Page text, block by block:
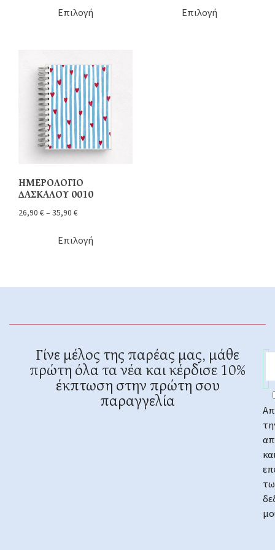
Επιλογή Επιλογή
ΗΜΕΡΟΛΟΓΙΟ
ΔΑΣΚΑΛΟΥ 0010
26,90 € – 35,90 €
Επιλογή
Γίνε μέλος της παρέας μας, μάθε
πρώτη όλα τα νέα και κέρδισε 10%
έκπτωση στην πρώτη σου
παραγγελία